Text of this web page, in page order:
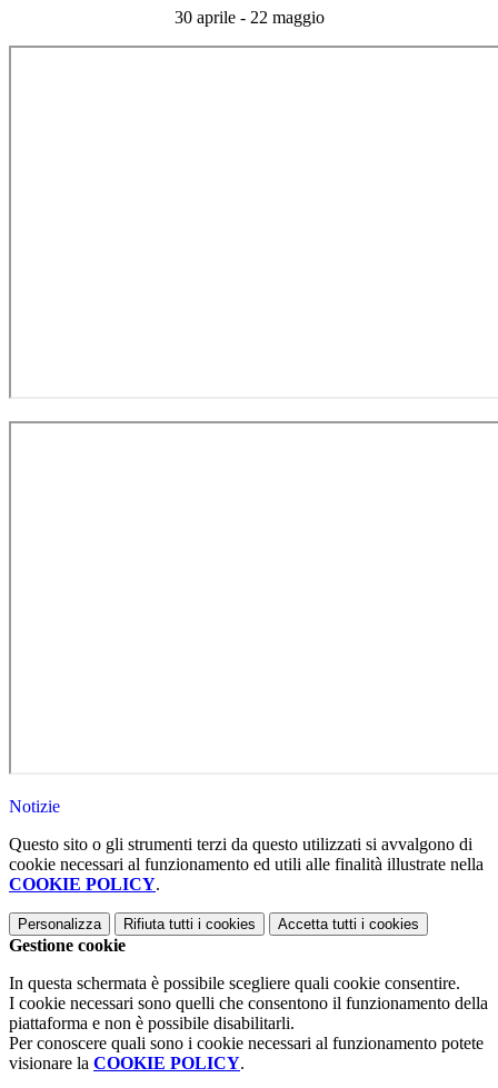
30 aprile - 22 maggio
Notizie
Questo sito o gli strumenti terzi da questo utilizzati si avvalgono di
cookie necessari al funzionamento ed utili alle finalità illustrate nella
COOKIE POLICY.
Personalizza Rifiuta tutti i cookies Accetta tutti i cookies
Gestione cookie
In questa schermata è possibile scegliere quali cookie consentire.
I cookie necessari sono quelli che consentono il funzionamento della
piattaforma e non è possibile disabilitarli.
Per conoscere quali sono i cookie necessari al funzionamento potete
visionare la COOKIE POLICY.